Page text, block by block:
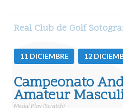
Real Club de Golf
11 DICIEMBRE 12
Campeonato
Amateur
Medal Play (Scratch)